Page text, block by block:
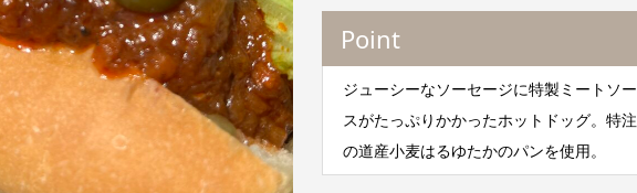
Point
ジューシーなソーセージに特製ミートソー
スがたっぷりかかったホットドッグ。特注
の道産小麦はるゆたかのパンを使用。